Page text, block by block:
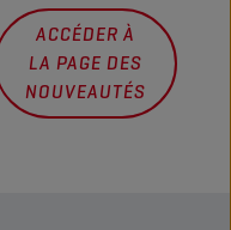
ACCÉDER À
LA PAGE DES
NOUVEAUTÉS